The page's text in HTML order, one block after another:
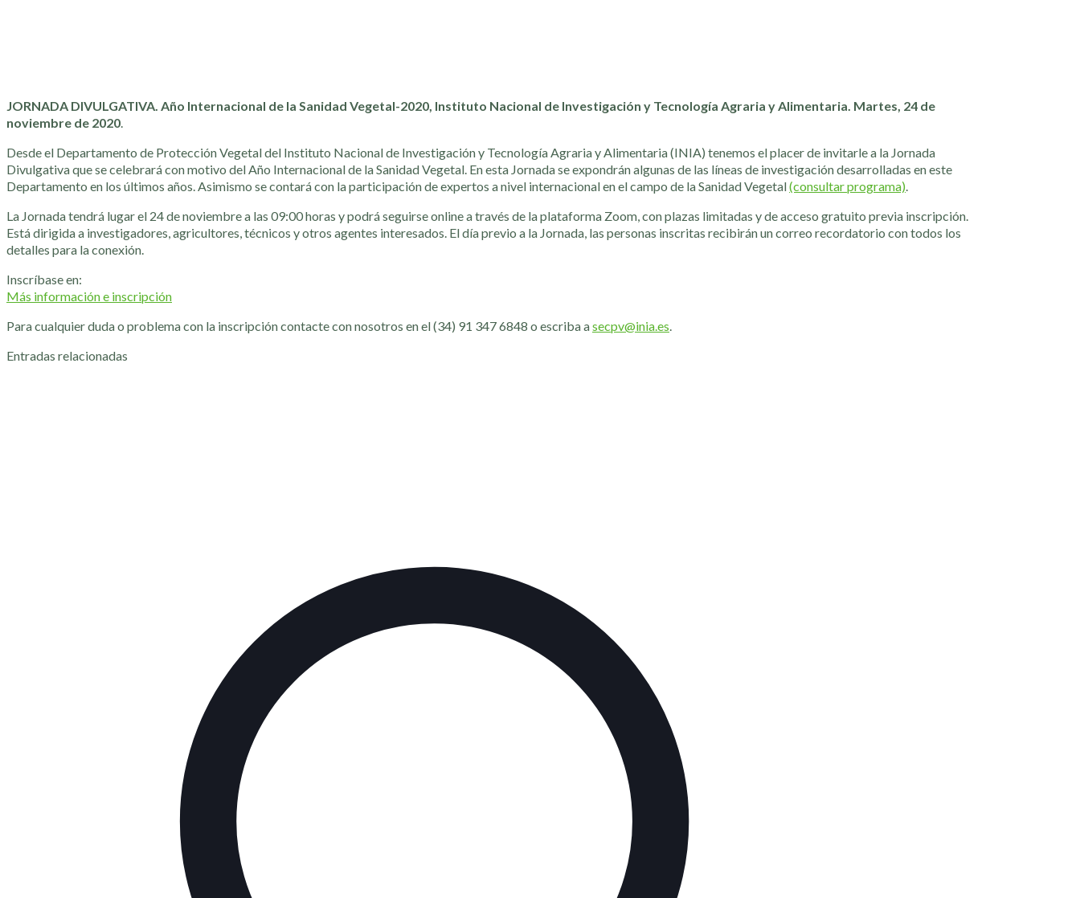
JORNADA DIVULGATIVA. Año Internacional de la Sanidad Vegetal-2020, Instituto Nacional de Investigación y Tecnología Agraria y Alimentaria. Martes, 24 de
noviembre de 2020
Desde el Departamento de Protección Vegetal del Instituto Nacional de Investigación y Tecnología Agraria y Alimentaria (INIA) tenemos el placer de invitarle a la Jornada
Divulgativa que se celebrará con motivo del Año Internacional de la Sanidad Vegetal. En esta Jornada se expondrán algunas de las líneas de investigación desarrolladas en este
Departamento en los últimos años. Asimismo se contará con la participación de expertos a nivel internacional en el campo de la Sanidad Vegetal(consultar programa)
La Jornada tendrá lugar el 24 de noviembre a las 09:00 horas y podrá seguirse online a través de la plataforma Zoom, con plazas limitadas y de acceso gratuito previa inscripción.
Está dirigida a investigadores, agricultores, técnicos y otros agentes interesados. El día previo a la Jornada, las personas inscritas recibirán un correo recordatorio con todos los
detalles para la conexión.
Inscríbase en:
Más información e inscripción
Para cualquier duda o problema con la inscripción contacte con nosotros en el (34) 91 347 6848 o escriba asecpv@inia.es
Entradas relacionadas